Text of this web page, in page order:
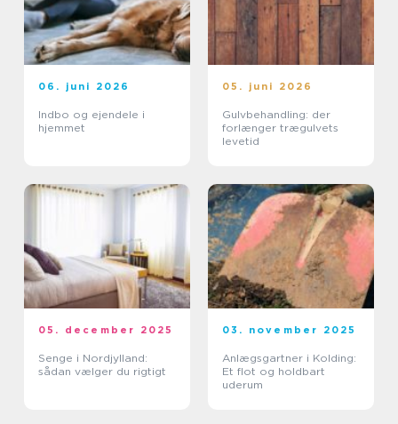
06. juni 2026
Indbo og ejendele i
hjemmet
05. juni 2026
Gulvbehandling: der
forlænger trægulvets
levetid
05. december 2025
Senge i Nordjylland:
sådan vælger du rigtigt
03. november 2025
Anlægsgartner i Kolding:
Et flot og holdbart
uderum